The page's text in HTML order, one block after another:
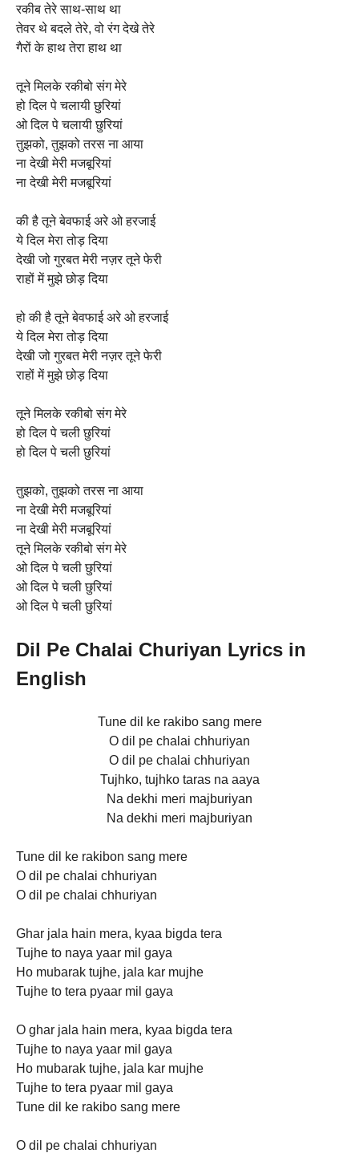
रकीब तेरे साथ-साथ था
तेवर थे बदले तेरे, वो रंग देखे तेरे
गैरों के हाथ तेरा हाथ था
तूने मिलके रकीबो संग मेरे
हो दिल पे चलायी छुरियां
ओ दिल पे चलायी छुरियां
तुझको, तुझको तरस ना आया
ना देखी मेरी मजबूरियां
ना देखी मेरी मजबूरियां
की है तूने बेवफाई अरे ओ हरजाई
ये दिल मेरा तोड़ दिया
देखी जो गुरबत मेरी नज़र तूने फेरी
राहों में मुझे छोड़ दिया
हो की है तूने बेवफाई अरे ओ हरजाई
ये दिल मेरा तोड़ दिया
देखी जो गुरबत मेरी नज़र तूने फेरी
राहों में मुझे छोड़ दिया
तूने मिलके रकीबो संग मेरे
हो दिल पे चली छुरियां
हो दिल पे चली छुरियां
तुझको, तुझको तरस ना आया
ना देखी मेरी मजबूरियां
ना देखी मेरी मजबूरियां
तूने मिलके रकीबो संग मेरे
ओ दिल पे चली छुरियां
ओ दिल पे चली छुरियां
ओ दिल पे चली छुरियां
Dil Pe Chalai Churiyan Lyrics in
English
Tune dil ke rakibo sang mere
O dil pe chalai chhuriyan
O dil pe chalai chhuriyan
Tujhko, tujhko taras na aaya
Na dekhi meri majburiyan
Na dekhi meri majburiyan
Tune dil ke rakibon sang mere
O dil pe chalai chhuriyan
O dil pe chalai chhuriyan
Ghar jala hain mera, kyaa bigda tera
Tujhe to naya yaar mil gaya
Ho mubarak tujhe, jala kar mujhe
Tujhe to tera pyaar mil gaya
O ghar jala hain mera, kyaa bigda tera
Tujhe to naya yaar mil gaya
Ho mubarak tujhe, jala kar mujhe
Tujhe to tera pyaar mil gaya
Tune dil ke rakibo sang mere
O dil pe chalai chhuriyan